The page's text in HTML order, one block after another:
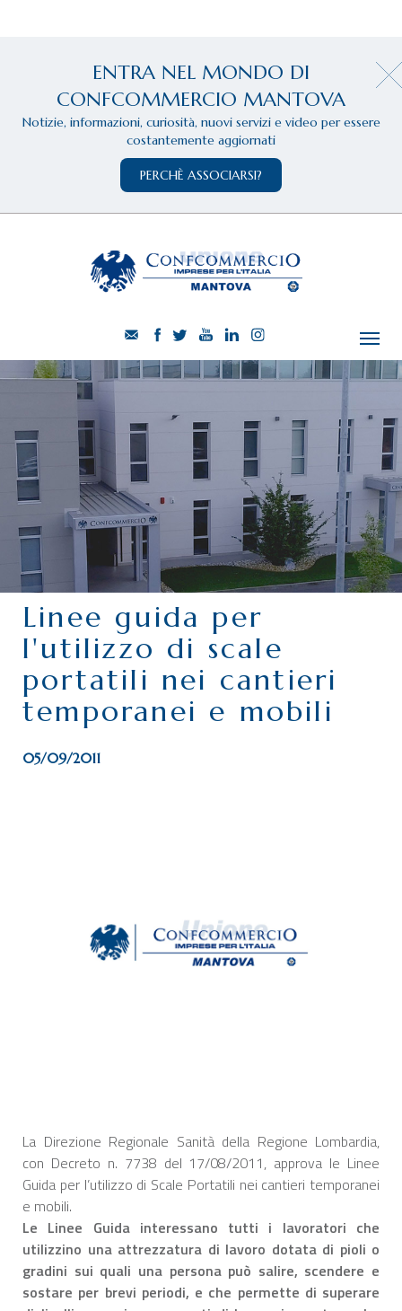
ENTRA NEL MONDO DI
CONFCOMMERCIO MANTOVA
Notizie, informazioni, curiosità, nuovi servizi e video per essere
costantemente aggiornati
PERCHÈ ASSOCIARSI?
CHI SIAMO
SERVIZI
CATEGORIE
DELEGAZIONI
ATTIVITÀ STORICHE
PERIODICO
PERCHÉ ASSOCIARSI?
DOVE SIAMO
CONTATTI
Linee guida per
l'utilizzo di scale
portatili nei cantieri
temporanei e mobili
05/09/2011
La Direzione Regionale Sanità della Regione Lombardia,
con Decreto n. 7738 del 17/08/2011, approva le Linee
Guida per l’utilizzo di Scale Portatili nei cantieri temporanei
e mobili.
Le Linee Guida interessano tutti i lavoratori che
utilizzino una attrezzatura di lavoro dotata di pioli o
gradini sui quali una persona può salire, scendere e
sostare per brevi periodi, e che permette di superare